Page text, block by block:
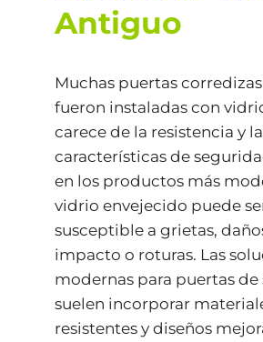
Antiguo
Muchas puertas
fueron instaladas con
carece de la resistencia y
características de
en los productos más
vidrio envejecido puede
susceptible a grietas,
impacto o roturas. Las
modernas para puertas
suelen incorporar
resistentes y diseños